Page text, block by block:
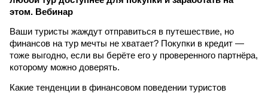
этом. Вебинар
Ваши туристы жаждут отправиться в путешествие, но
финансов на тур мечты не хватает? Покупки в кредит —
тоже выгодно, если вы берёте его у проверенного партнёра,
которому можно доверять.
Какие тенденции в финансовом поведении туристов